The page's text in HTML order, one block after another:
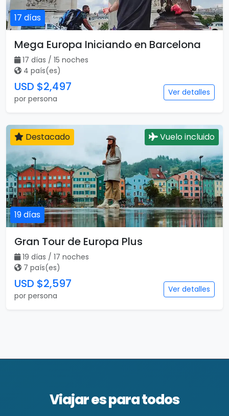
17 días
Mega Europa Iniciando en Barcelona
17 días / 15 noches
4 país(es)
USD $2,497
por persona
Ver detalles
19 días
Destacado Vuelo incluido
Gran Tour de Europa Plus
19 días / 17 noches
7 país(es)
USD $2,597
por persona
Ver detalles
Viajar es para todos